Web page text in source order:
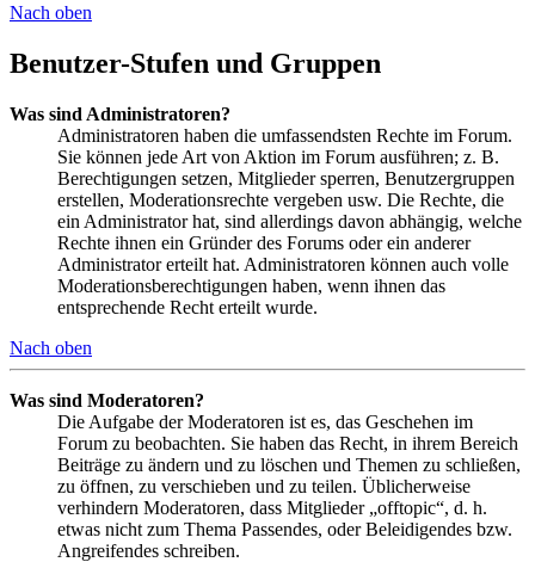
Nach oben
Benutzer-Stufen und Gruppen
Was sind Administratoren?
Administratoren haben die umfassendsten Rechte im Forum.
Sie können jede Art von Aktion im Forum ausführen; z. B.
Berechtigungen setzen, Mitglieder sperren, Benutzergruppen
erstellen, Moderationsrechte vergeben usw. Die Rechte, die
ein Administrator hat, sind allerdings davon abhängig, welche
Rechte ihnen ein Gründer des Forums oder ein anderer
Administrator erteilt hat. Administratoren können auch volle
Moderationsberechtigungen haben, wenn ihnen das
entsprechende Recht erteilt wurde.
Nach oben
Was sind Moderatoren?
Die Aufgabe der Moderatoren ist es, das Geschehen im
Forum zu beobachten. Sie haben das Recht, in ihrem Bereich
Beiträge zu ändern und zu löschen und Themen zu schließen,
zu öffnen, zu verschieben und zu teilen. Üblicherweise
verhindern Moderatoren, dass Mitglieder „offtopic“, d. h.
etwas nicht zum Thema Passendes, oder Beleidigendes bzw.
Angreifendes schreiben.